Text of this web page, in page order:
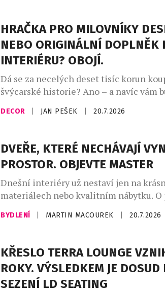
A ráno? Místo odpočinku přichází únava.
teploty totiž ovlivňují nejen to, jak
ale i […]
HRAČKA PRO MILOVNÍKY
NEBO ORIGINÁLNÍ DOPLNĚK
INTERIÉRU? OBOJÍ.
Dá se za necelých deset tisíc korun
švýcarské historie? Ano – a navíc vám
den ukazovat čas. Novinka Zurich
Clock – Miniature Edition od slavné
orientačních bodů curyšského hlavního
podoby stolního objektu, který
designového doplňku, sběratelského
DECOR JAN PEŠEK 20.7.2026
DVEŘE, KTERÉ NECHÁVAJÍ
PROSTOR. OBJEVTE MASTER
Dnešní interiéry už nestaví jen na
materiálech nebo kvalitním nábytku.
charakteru rozhodují především
které vytvářejí harmonický celek. Právě
že i dveře mohou být výrazným
prvkem. Díky provedení od podlahy až
čistému minimalistickému designu a
neomezeným možnostem povrchových
BYDLENÍ MARTIN MACOUREK 20.7.2026
KŘESLO TERRA LOUNGE
ROKY. VÝSLEDKEM JE DOSUD
SEZENÍ LD SEATING